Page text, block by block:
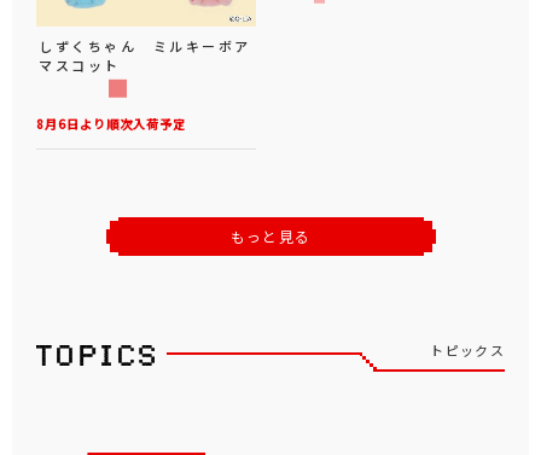
8月6日より順次入荷予定
しずくちゃん ミルキーボア
マスコット
もっと見る
トピックス